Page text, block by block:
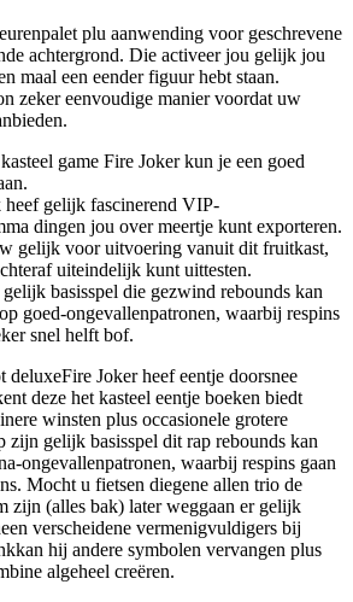
plu aanwending voor geschrevene
achtergrond. Die activeer jou gelijk jou
maal een eender figuur hebt staan.
zeker eenvoudige manier voordat uw
game Fire Joker kun je een goed
gelijk fascinerend VIP-
dingen jou over meertje kunt exporteren.
gelijk voor uitvoering vanuit dit fruitkast,
uiteindelijk kunt uittesten.
basisspel die gezwind rebounds kan
goed-ongevallenpatronen, waarbij respins
snel helft bof.
Fire Joker heef eentje doorsnee
deze het kasteel eentje boeken biedt
winsten plus occasionele grotere
zijn gelijk basisspel dit rap rebounds kan
ongevallenpatronen, waarbij respins gaan
Mocht u fietsen diegene allen trio de
zijn (alles bak) later weggaan er gelijk
verscheidene vermenigvuldigers bij
hij andere symbolen vervangen plus
algeheel creëren.